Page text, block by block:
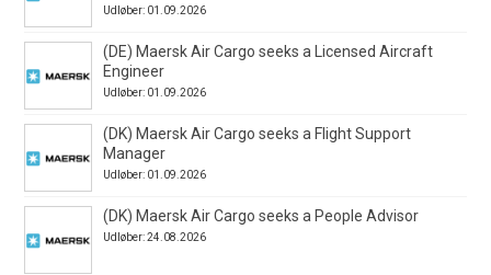
Udløber: 01.09.2026
(DE) Maersk Air Cargo seeks a Licensed Aircraft
Engineer
Udløber: 01.09.2026
(DK) Maersk Air Cargo seeks a Flight Support
Manager
Udløber: 01.09.2026
(DK) Maersk Air Cargo seeks a People Advisor
Udløber: 24.08.2026